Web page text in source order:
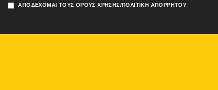
ΑΠΟΔΈΧΟΜΑΙ ΤΟΥΣ ΌΡΟΥΣ ΧΡΉΣΗΣ/ΠΟΛΙΤΙΚΉ ΑΠΟΡΡΉΤΟΥ